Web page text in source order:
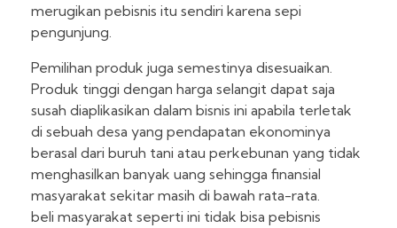
merugikan pebisnis itu sendiri karena sepi
pengunjung.
Pemilihan produk juga semestinya disesuaikan.
Produk tinggi dengan harga selangit dapat saja
susah diaplikasikan dalam bisnis ini apabila terletak
di sebuah desa yang pendapatan ekonominya
berasal dari buruh tani atau perkebunan yang tidak
menghasilkan banyak uang sehingga finansial
masyarakat sekitar masih di bawah rata-rata.
beli masyarakat seperti ini tidak bisa pebisnis